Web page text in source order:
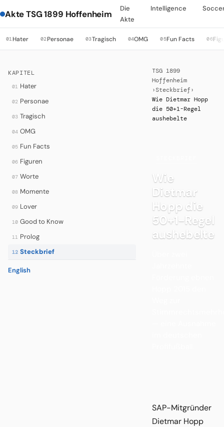
Akte TSG 1899 Hoffenheim
Die
Akte
Intelligence
01Hater 02Personae 03Tragisch 04OMG 05Fun Facts 06
KAPITEL
01 Hater
02 Personae
03 Tragisch
04 OMG
05 Fun Facts
06 Figuren
07 Worte
08 Momente
09 Lover
10 Good to Know
11 Prolog
12 Steckbrief
English
TSG 1899
Hoffenheim
› Steckbrief ›
Wie Dietmar Hopp
die 50+1-Regel
aushebelte
Wie
Dietmar
Hopp die
50+1-Regel
aushebelte
SAP-Mitgründer
Dietmar Hopp